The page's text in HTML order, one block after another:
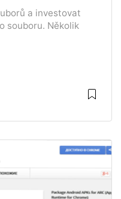
a investovat
souboru. Několik